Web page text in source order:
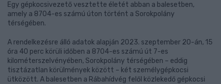
Egy gépkocsivezető vesztette életét abban a balesetben,
amely a 8704-es számú úton történt a Sorokpolány
térségében.
A rendelkezésre álló adatok alapján 2023. szeptember 20-án, 15
óra 40 perc körüli időben a 8704-es számú út 7-es
kilométerszelvényében, Sorokpolány térségében – eddig
tisztázatlan körülmények között – két személygépkocsi
ütközött. A balesetben a Rábahídvég felől közlekedő gépkocsi